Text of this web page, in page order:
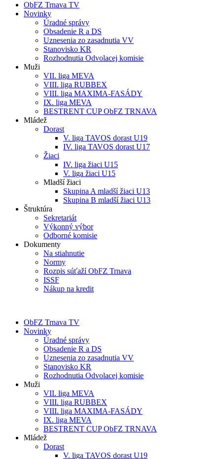
ObFZ Trnava TV
Novinky
Úradné správy
Obsadenie R a DS
Uznesenia zo zasadnutia VV
Stanovisko KR
Rozhodnutia Odvolacej komisie
Muži
VII. liga MEVA
VIII. liga RUBBEX
VIII. liga MAXIMA-FASÁDY
IX. liga MEVA
BESTRENT CUP ObFZ TRNAVA
Mládež
Dorast
V. liga TAVOS dorast U19
IV. liga TAVOS dorast U17
Žiaci
IV. liga žiaci U15
V. liga žiaci U15
Mladší žiaci
Skupina A mladší žiaci U13
Skupina B mladší žiaci U13
Štruktúra
Sekretariát
Výkonný výbor
Odborné komisie
Dokumenty
Na stiahnutie
Normy
Rozpis súťaží ObFZ Trnava
ISSF
Nákup na kredit
ObFZ Trnava TV
Novinky
Úradné správy
Obsadenie R a DS
Uznesenia zo zasadnutia VV
Stanovisko KR
Rozhodnutia Odvolacej komisie
Muži
VII. liga MEVA
VIII. liga RUBBEX
VIII. liga MAXIMA-FASÁDY
IX. liga MEVA
BESTRENT CUP ObFZ TRNAVA
Mládež
Dorast
V. liga TAVOS dorast U19